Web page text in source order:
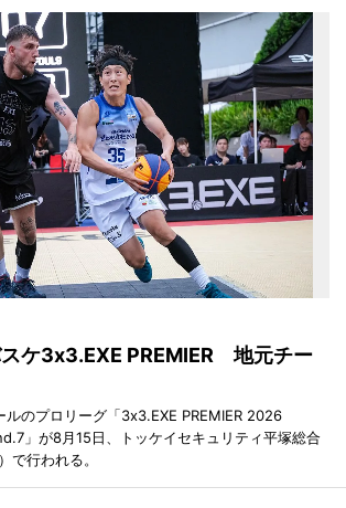
ケ3x3.EXE PREMIER 地元チー
ルのプロリーグ「3x3.EXE PREMIER 2026
」が8月15日、トッケイセキュリティ平塚総合
で行われる。